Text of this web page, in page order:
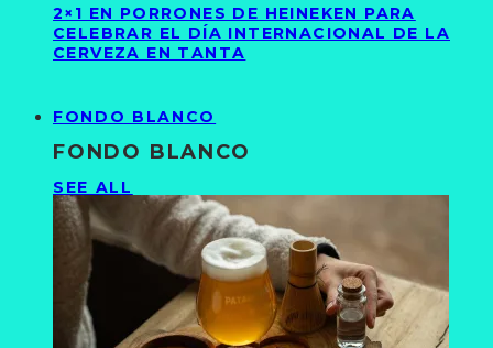
2×1 EN PORRONES DE HEINEKEN PARA
CELEBRAR EL DÍA INTERNACIONAL DE LA
CERVEZA EN TANTA
FONDO BLANCO
FONDO BLANCO
SEE ALL